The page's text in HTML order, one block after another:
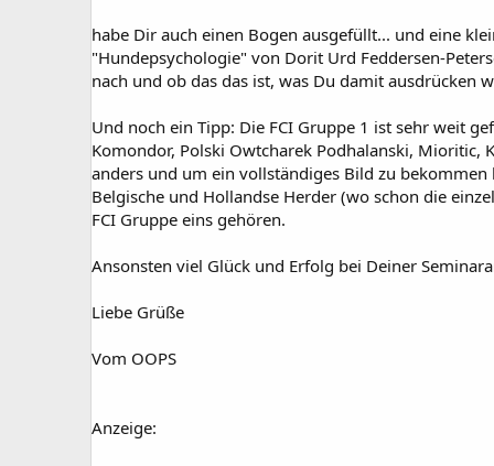
habe Dir auch einen Bogen ausgefüllt... und eine
"Hundepsychologie" von Dorit Urd Feddersen-
nach und ob das das ist, was Du damit ausdrücken
Und noch ein Tipp: Die FCI Gruppe 1 ist sehr weit
Komondor, Polski Owtcharek Podhalanski, Mioritic,
anders und um ein vollständiges Bild zu
Belgische und Hollandse Herder (wo schon die
FCI Gruppe eins gehören.
Ansonsten viel Glück und Erfolg bei Deiner
Liebe Grüße
Vom OOPS
Anzeige: